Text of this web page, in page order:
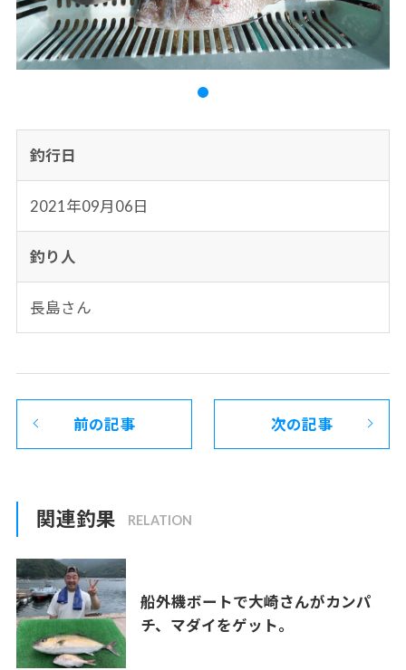
釣行日
2021年09月06日
釣り人
長島さん
前の記事 次の記事
関連釣果
船外機ボートで大崎さんがカンパ
チ、マダイをゲット。